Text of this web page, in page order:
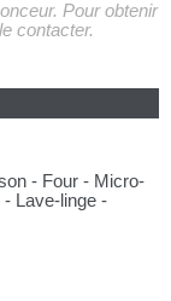
Pour obtenir
contacter.
- Four - Micro-
Lave-linge -